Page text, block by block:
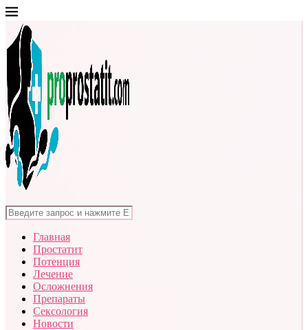
Главная
Простатит
Потенция
Лечение
Осложнения
Препараты
Сексология
Новости